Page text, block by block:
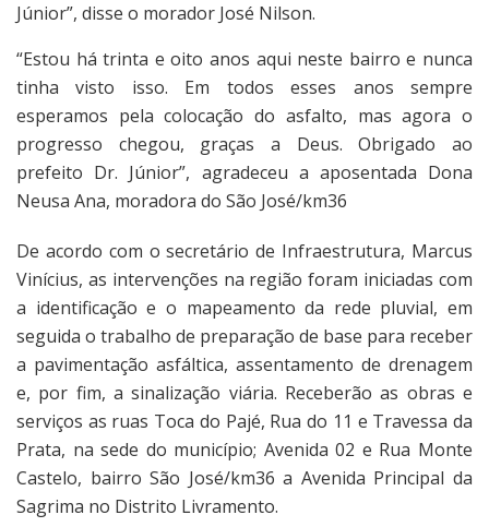
Júnior”, disse o morador José Nilson.
“Estou há trinta e oito anos aqui neste bairro e nunca
tinha visto isso. Em todos esses anos sempre
esperamos pela colocação do asfalto, mas agora o
progresso chegou, graças a Deus. Obrigado ao
prefeito Dr. Júnior”, agradeceu a aposentada Dona
Neusa Ana, moradora do São José/km36
De acordo com o secretário de Infraestrutura, Marcus
Vinícius, as intervenções na região foram iniciadas com
a identificação e o mapeamento da rede pluvial, em
seguida o trabalho de preparação de base para receber
a pavimentação asfáltica, assentamento de drenagem
e, por fim, a sinalização viária. Receberão as obras e
serviços as ruas Toca do Pajé, Rua do 11 e Travessa da
Prata, na sede do município; Avenida 02 e Rua Monte
Castelo, bairro São José/km36 a Avenida Principal da
Sagrima no Distrito Livramento.